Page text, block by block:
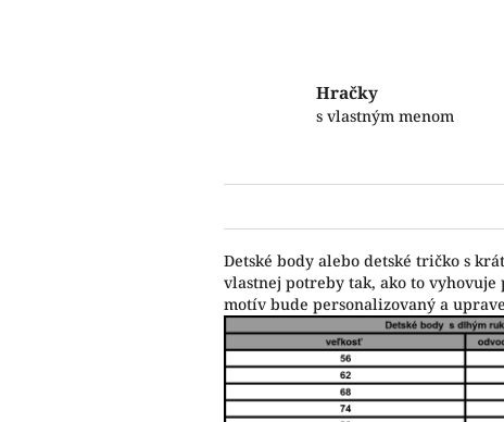
Hračky
s vlastným menom
Detské body alebo detské tričko s
vlastnej potreby tak, ako to vyhovuje
motív bude personalizovaný a